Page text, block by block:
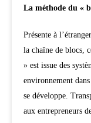
La méthode du «
Présente à
la chaîne de blocs,
» est issue des
environnement
se développe.
aux entrepreneurs